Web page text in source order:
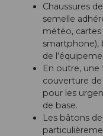
Chaussures
semelle
météo,
de
En outre, une
couverture
pour les
de base.
Les bâtons